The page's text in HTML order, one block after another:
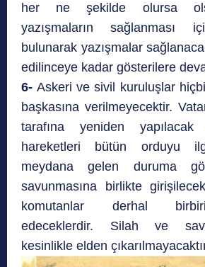
her ne şekilde olursa
yazışmaların sağlanması
bulunarak yazışmalar
edilinceye kadar gösterilere
6- Askeri ve sivil kuruluşlar
başkasına verilmeyecektir.
tarafına yeniden
hareketleri bütün orduyu
meydana gelen duruma
savunmasına birlikte
komutanlar derhal
edeceklerdir. Silah ve
kesinlikle elden